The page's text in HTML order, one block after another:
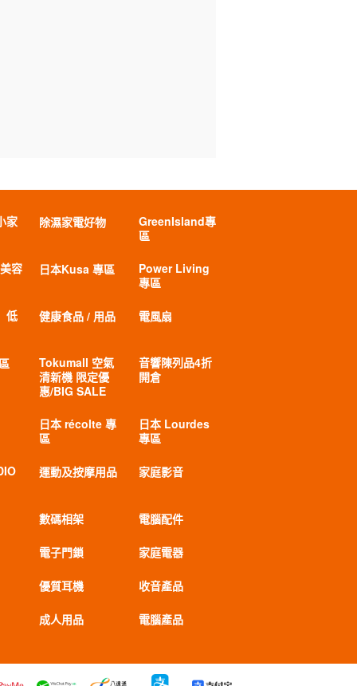
家 除濕家電好物
GreenIsland專
區
容 日本Kusa 專區
Power Living
專區
低 健康食品 / 用品 電風扇
Tokumall 空氣
清新機 限定優
惠/BIG SALE
音響陳列品4折
開倉
日本 récolte 專
區
日本 Lourdes
專區
運動及按摩用品 家庭影音
數碼相架 電腦配件
電子門鎖 家庭電器
優質耳機 收音產品
成人用品 電腦產品